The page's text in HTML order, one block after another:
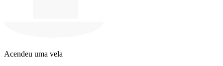
Acendeu uma vela